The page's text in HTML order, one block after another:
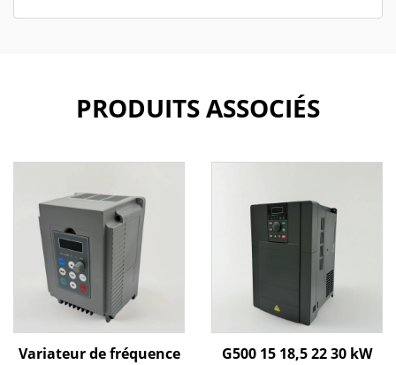
PRODUITS ASSOCIÉS
Variateur de fréquence
G500 15 18,5 22 30 kW